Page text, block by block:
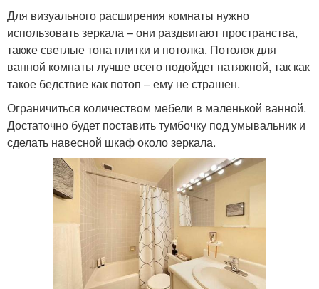
Для визуального расширения комнаты нужно
использовать зеркала – они раздвигают пространства,
также светлые тона плитки и потолка. Потолок для
ванной комнаты лучше всего подойдет натяжной, так как
такое бедствие как потоп – ему не страшен.
Ограничиться количеством мебели в маленькой ванной.
Достаточно будет поставить тумбочку под умывальник и
сделать навесной шкаф около зеркала.